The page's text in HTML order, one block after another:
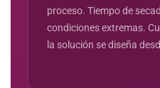
proceso. Tiempo de
condiciones extremas.
la solución se diseña